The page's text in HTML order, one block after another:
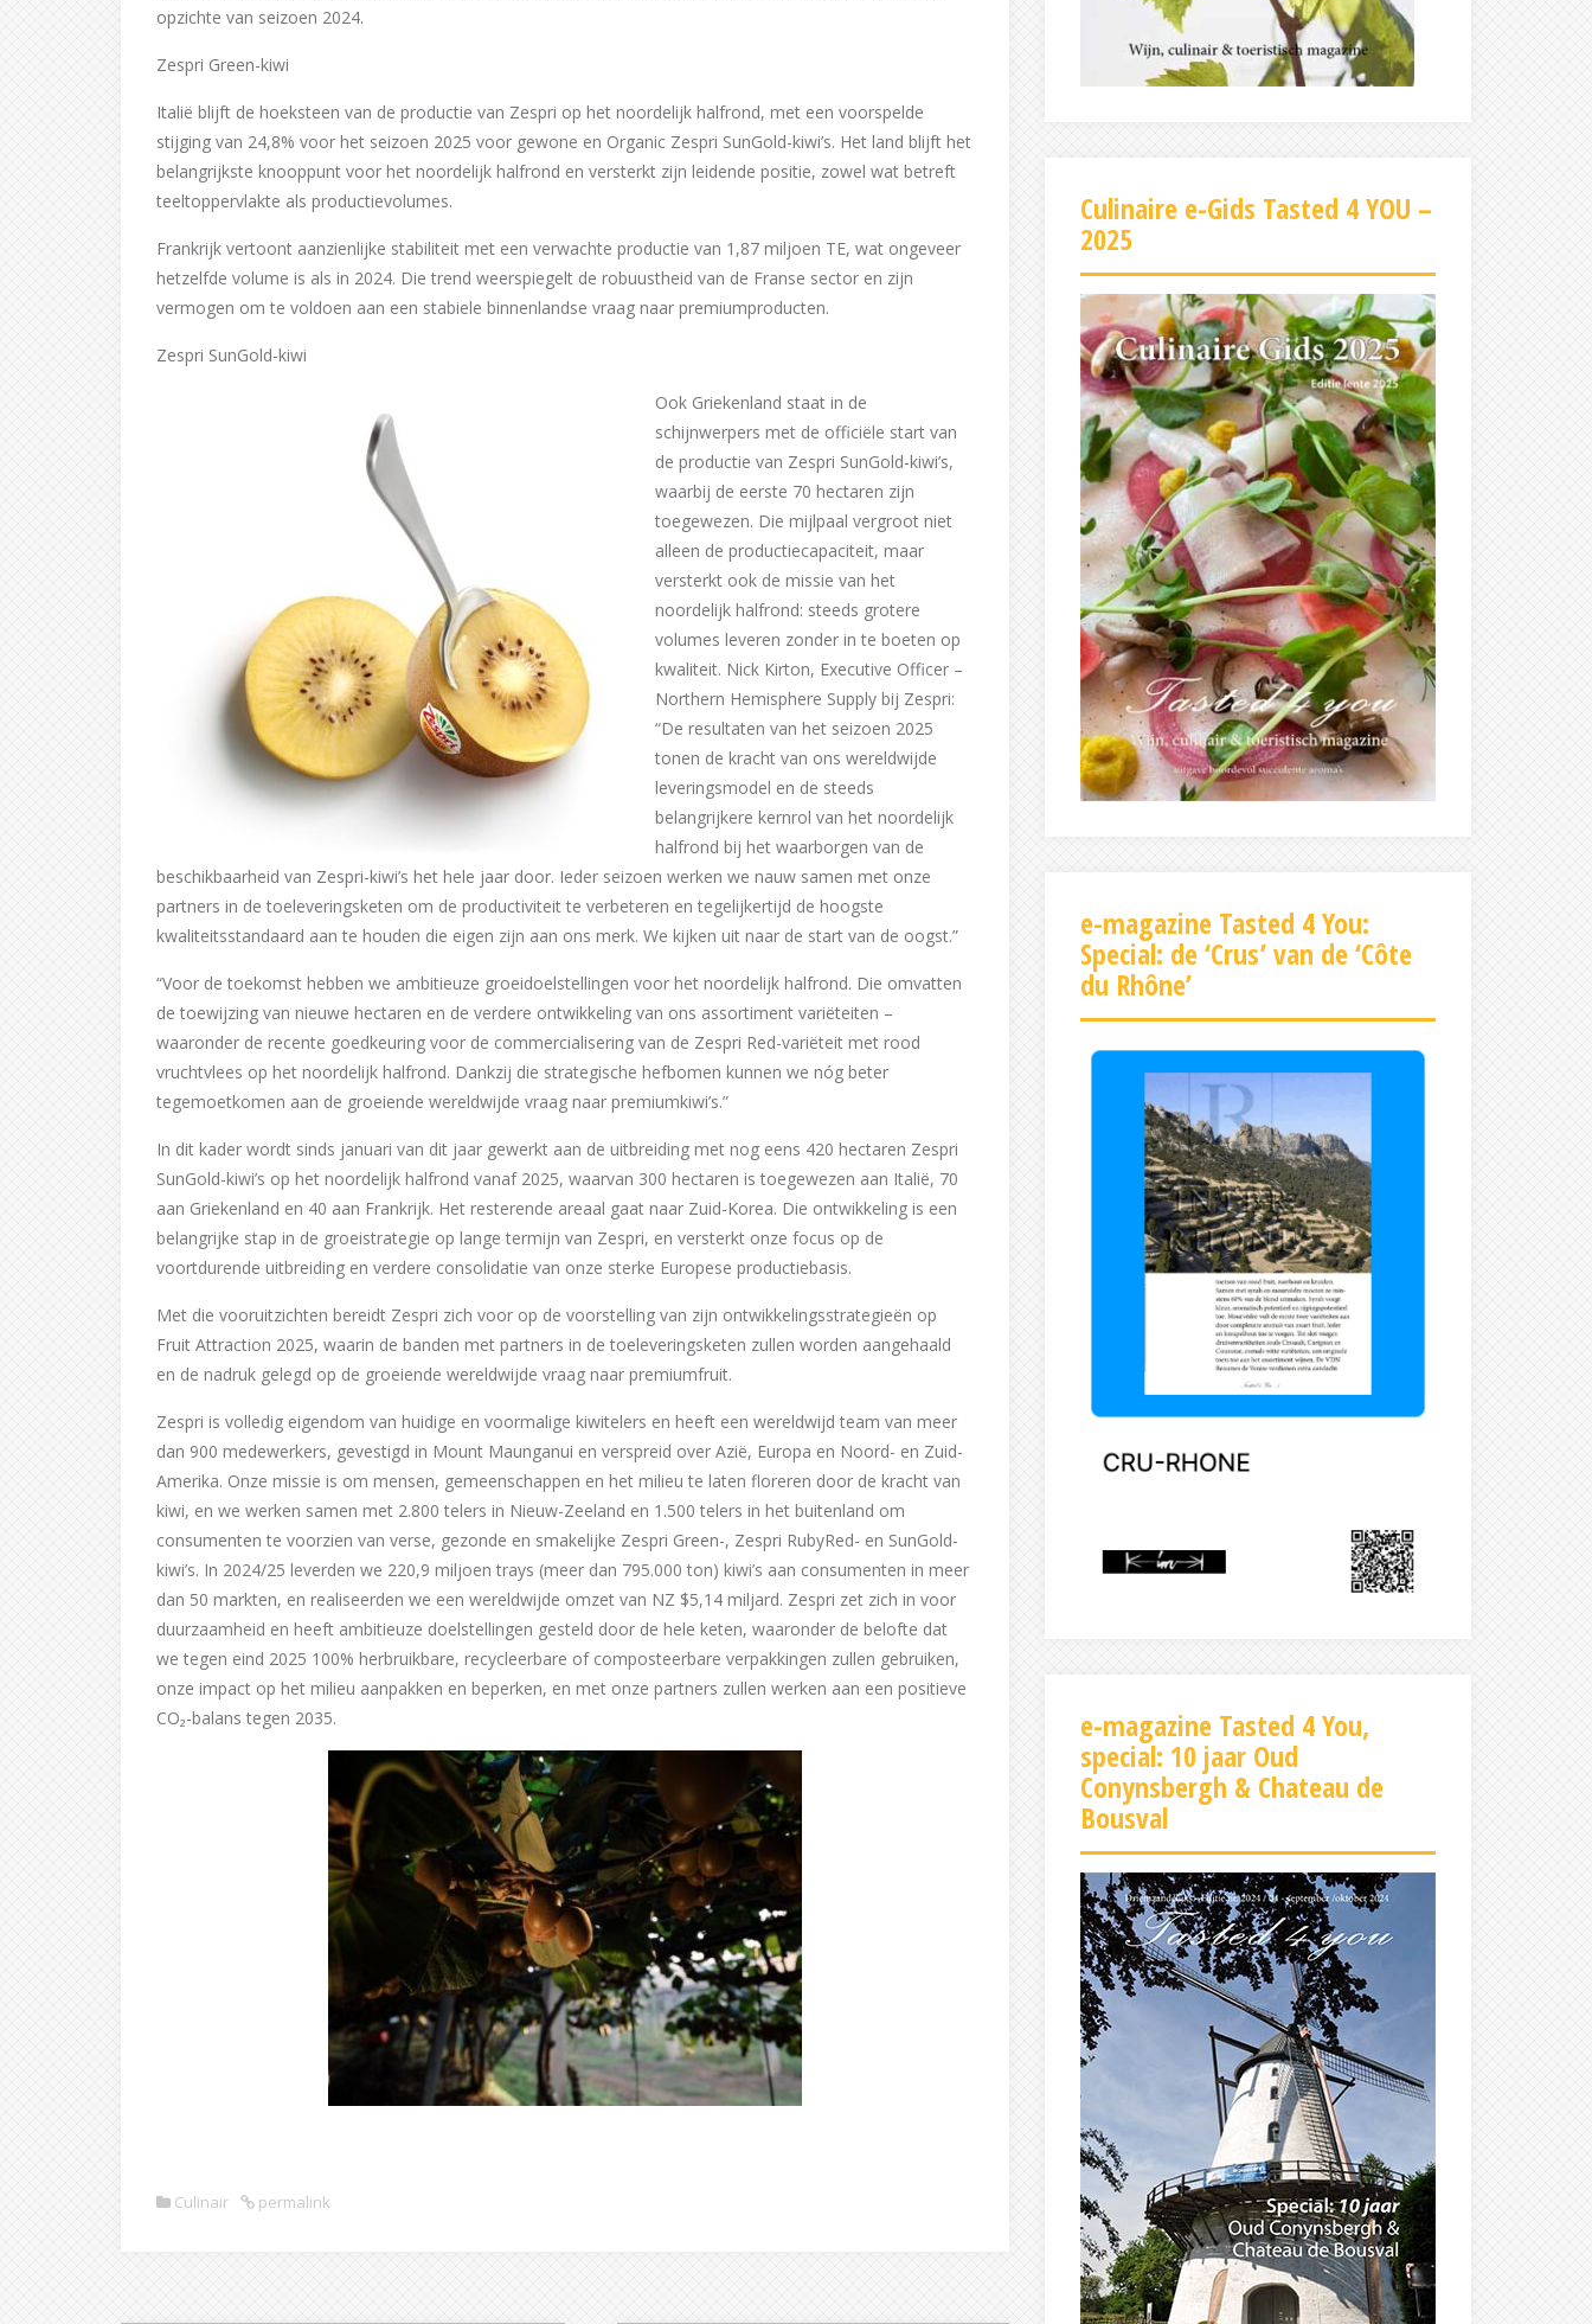
opzichte van seizoen 2024.
Zespri Green-kiwi
Italië blijft de hoeksteen van de productie van Zespri op het noordelijk halfrond, met een voorspelde
stijging van 24,8% voor het seizoen 2025 voor gewone en Organic Zespri SunGold-kiwi’s. Het land blijft het
belangrijkste knooppunt voor het noordelijk halfrond en versterkt zijn leidende positie, zowel wat betreft
teeltoppervlakte als productievolumes.
Frankrijk vertoont aanzienlijke stabiliteit met een verwachte productie van 1,87 miljoen TE, wat ongeveer
hetzelfde volume is als in 2024. Die trend weerspiegelt de robuustheid van de Franse sector en zijn
vermogen om te voldoen aan een stabiele binnenlandse vraag naar premiumproducten.
Zespri SunGold-kiwi
Ook Griekenland staat in de
schijnwerpers met de officiële start van
de productie van Zespri SunGold-kiwi’s,
waarbij de eerste 70 hectaren zijn
toegewezen. Die mijlpaal vergroot niet
alleen de productiecapaciteit, maar
versterkt ook de missie van het
noordelijk halfrond: steeds grotere
volumes leveren zonder in te boeten op
kwaliteit. Nick Kirton, Executive Officer –
Northern Hemisphere Supply bij Zespri:
“De resultaten van het seizoen 2025
tonen de kracht van ons wereldwijde
leveringsmodel en de steeds
belangrijkere kernrol van het noordelijk
halfrond bij het waarborgen van de
beschikbaarheid van Zespri-kiwi’s het hele jaar door. Ieder seizoen werken we nauw samen met onze
partners in de toeleveringsketen om de productiviteit te verbeteren en tegelijkertijd de hoogste
kwaliteitsstandaard aan te houden die eigen zijn aan ons merk. We kijken uit naar de start van de oogst.”
“Voor de toekomst hebben we ambitieuze groeidoelstellingen voor het noordelijk halfrond. Die omvatten
de toewijzing van nieuwe hectaren en de verdere ontwikkeling van ons assortiment variëteiten –
waaronder de recente goedkeuring voor de commercialisering van de Zespri Red-variëteit met rood
vruchtvlees op het noordelijk halfrond. Dankzij die strategische hefbomen kunnen we nóg beter
tegemoetkomen aan de groeiende wereldwijde vraag naar premiumkiwi’s.”
In dit kader wordt sinds januari van dit jaar gewerkt aan de uitbreiding met nog eens 420 hectaren Zespri
SunGold-kiwi’s op het noordelijk halfrond vanaf 2025, waarvan 300 hectaren is toegewezen aan Italië, 70
aan Griekenland en 40 aan Frankrijk. Het resterende areaal gaat naar Zuid-Korea. Die ontwikkeling is een
belangrijke stap in de groeistrategie op lange termijn van Zespri, en versterkt onze focus op de
voortdurende uitbreiding en verdere consolidatie van onze sterke Europese productiebasis.
Met die vooruitzichten bereidt Zespri zich voor op de voorstelling van zijn ontwikkelingsstrategieën op
Fruit Attraction 2025, waarin de banden met partners in de toeleveringsketen zullen worden aangehaald
en de nadruk gelegd op de groeiende wereldwijde vraag naar premiumfruit.
Zespri is volledig eigendom van huidige en voormalige kiwitelers en heeft een wereldwijd team van meer
dan 900 medewerkers, gevestigd in Mount Maunganui en verspreid over Azië, Europa en Noord- en Zuid-
Amerika. Onze missie is om mensen, gemeenschappen en het milieu te laten floreren door de kracht van
kiwi, en we werken samen met 2.800 telers in Nieuw-Zeeland en 1.500 telers in het buitenland om
consumenten te voorzien van verse, gezonde en smakelijke Zespri Green-, Zespri RubyRed- en SunGold-
kiwi’s. In 2024/25 leverden we 220,9 miljoen trays (meer dan 795.000 ton) kiwi’s aan consumenten in meer
dan 50 markten, en realiseerden we een wereldwijde omzet van NZ $5,14 miljard. Zespri zet zich in voor
duurzaamheid en heeft ambitieuze doelstellingen gesteld door de hele keten, waaronder de belofte dat
we tegen eind 2025 100% herbruikbare, recycleerbare of composteerbare verpakkingen zullen gebruiken,
onze impact op het milieu aanpakken en beperken, en met onze partners zullen werken aan een positieve
CO₂-balans tegen 2035.
Culinair permalink
Culinaire e-Gids Tasted 4 YOU –
2025
e-magazine Tasted 4 You:
Special: de ‘Crus’ van de ‘Côte
du Rhône’
e-magazine Tasted 4 You,
special: 10 jaar Oud
Conynsbergh & Chateau de
Bousval